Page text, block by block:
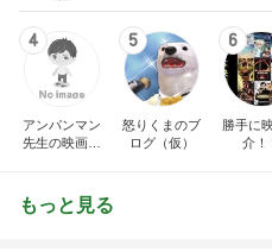
4
アンパンマン
先生の映画講
5
怒りくまのブ
ログ（仮）
6
勝手に
介！
もっと見る